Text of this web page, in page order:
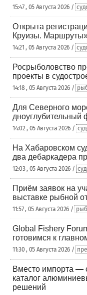
15:47 , 05 Августа 2026 /
Открыта
Круизы.
14:21 , 05 Августа 2026 /
Росрыболовство
проекты в
14:18 , 05 Августа 2026 /
Для Северного
дноуглубительный
14:02 , 05 Августа 2026 /
На Хабаровском
два дебаркадера
12:03 , 05 Августа 2026 /
Приём заявок на
выставке рыбной
11:57 , 05 Августа 2026 /
Global Fishery
готовимся к
11:30 , 05 Августа 2026 /
Вместо импорта —
каталог
решений